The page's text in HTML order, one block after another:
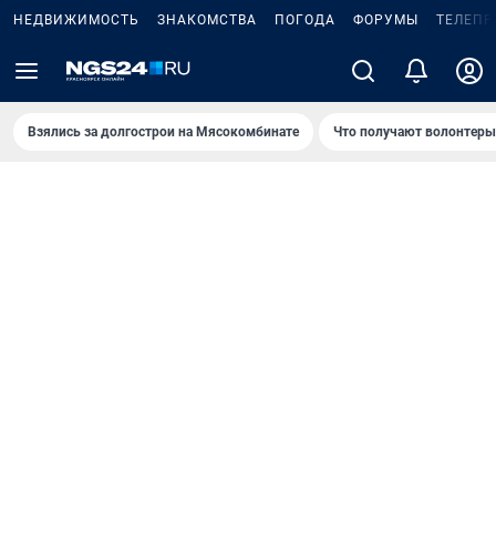
НЕДВИЖИМОСТЬ ЗНАКОМСТВА ПОГОДА ФОРУМЫ
Взялись за долгострои на Мясокомбинате Что получают